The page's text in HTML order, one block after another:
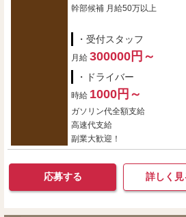
幹部候補 月給50万以上
・受付スタッフ
月給 300000円～
・ドライバー
時給 1000円～
ガソリン代全額支給
高速代支給
副業大歓迎！
応募する 詳しく見